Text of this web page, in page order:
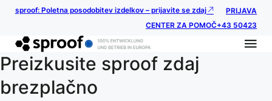
sproof: Poletna posodobitev izdelkov – prijavite se zdaj
PRIJAVA
CENTER ZA POMOČ+43 50423
Preizkusite sproof zdaj
brezplačno